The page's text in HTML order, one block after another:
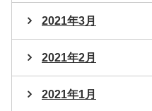
2021年3月
2021年2月
2021年1月